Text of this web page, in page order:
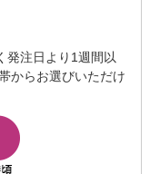
発注日より1週間以
からお選びいただけ